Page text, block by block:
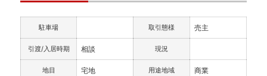
駐車場 取引態様 売主
引渡/入居時期 相談 現況
地目 宅地 用途地域 商業